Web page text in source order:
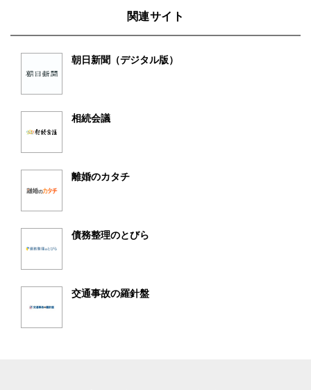
関連サイト
朝日新聞（デジタル版）
相続会議
離婚のカタチ
債務整理のとびら
交通事故の羅針盤